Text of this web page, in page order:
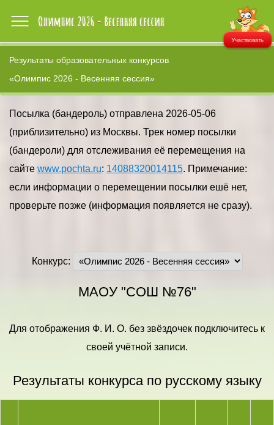
Участвовать
Результаты образовательных конкурсов
«Олимпис 2026 - Весенняя сессия»
Посылка (бандероль) отправлена 2026-05-06
(приблизительно) из Москвы. Трек номер посылки
(бандероли) для отслеживания её перемещения на
сайте www.pochta.ru: 14088320014115. Примечание:
если информации о перемещении посылки ешё нет,
проверьте позже (информация появляется не сразу).
Конкурс:
МАОУ "СОШ №76"
Для отображения Ф. И. О. без звёздочек подключитесь к
своей учётной записи.
Результаты конкурса по русскому языку